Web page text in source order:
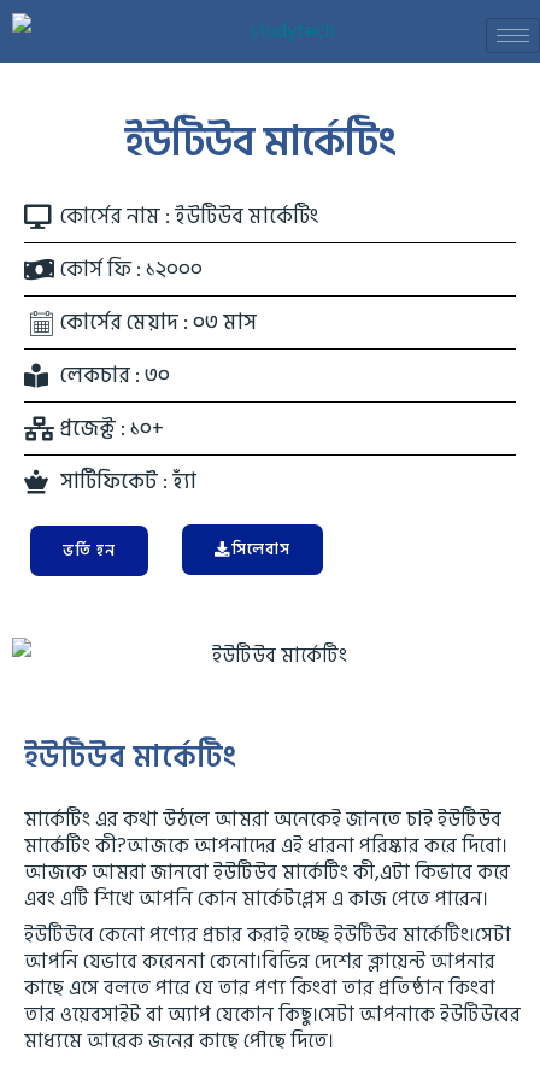
Skip
ইউটিউব মার্কেটিং
কোর্সের নাম : ইউটিউব মার্কেটিং
কোর্স ফি : ১২০০০
কোর্সের মেয়াদ : ০৩ মাস
লেকচার : ৩০
প্রজেক্ট : ১০+
সার্টিফিকেট : হ্যাঁ
ভর্তি হন সিলেবাস
ইউটিউব মার্কেটিং
মার্কেটিং এর কথা উঠলে আমরা অনেকেই জানতে চাই ইউটিউব
মার্কেটিং কী?আজকে আপনাদের এই ধারনা পরিষ্কার করে দিবো।
আজকে আমরা জানবো ইউটিউব মার্কেটিং কী,এটা কিভাবে করে
এবং এটি শিখে আপনি কোন মার্কেটপ্লেস এ কাজ পেতে পারেন।
ইউটিউবে কেনো পণ্যের প্রচার করাই হচ্ছে ইউটিউব মার্কেটিং।সেটা
আপনি যেভাবে করেননা কেনো।বিভিন্ন দেশের ক্লায়েন্ট আপনার
কাছে এসে বলতে পারে যে তার পণ্য কিংবা তার প্রতিষ্ঠান কিংবা
তার ওয়েবসাইট বা অ্যাপ যেকোন কিছু।সেটা আপনাকে ইউটিউবের
মাধ্যমে আরেক জনের কাছে পৌছে দিতে।